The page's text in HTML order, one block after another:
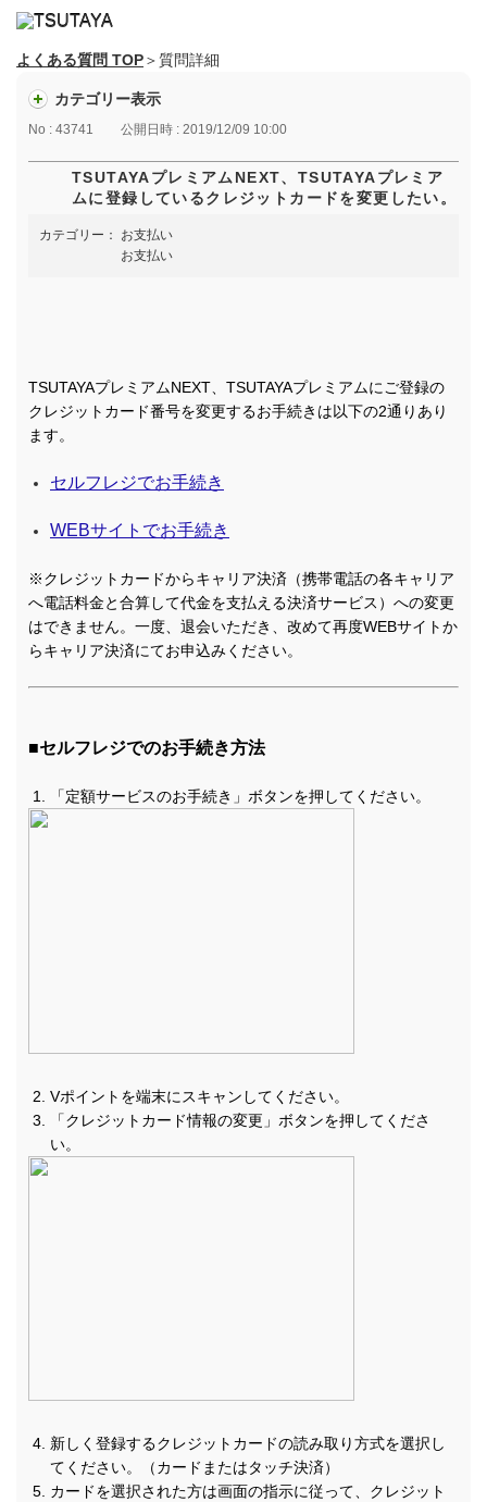
よくある質問 TOP＞質問詳細
カテゴリー表示
No : 43741 公開日時 : 2019/12/09 10:00
TSUTAYAプレミアムNEXT、TSUTAYAプレミア
ムに登録しているクレジットカードを変更したい。
カテゴリー：
お支払い
お支払い
TSUTAYAプレミアムNEXT、TSUTAYAプレミアムにご登録の
クレジットカード番号を変更するお手続きは以下の2通りあり
ます。
セルフレジでお手続き
WEBサイトでお手続き
※クレジットカードからキャリア決済（携帯電話の各キャリア
へ電話料金と合算して代金を支払える決済サービス）への変更
はできません。一度、退会いただき、改めて再度WEBサイトか
らキャリア決済にてお申込みください。
■セルフレジでのお手続き方法
「定額サービスのお手続き」ボタンを押してください。
Vポイントを端末にスキャンしてください。
「クレジットカード情報の変更」ボタンを押してくださ
い。
新しく登録するクレジットカードの読み取り方式を選択し
てください。（カードまたはタッチ決済）
カードを選択された方は画面の指示に従って、クレジット